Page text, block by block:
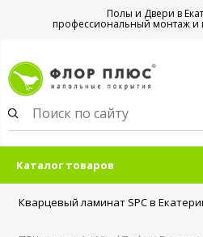
Полы и Двери в
профессиональный монтаж и
Каталог товаров
Кварцевый ламинат SPC в